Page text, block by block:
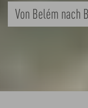
Good Practice